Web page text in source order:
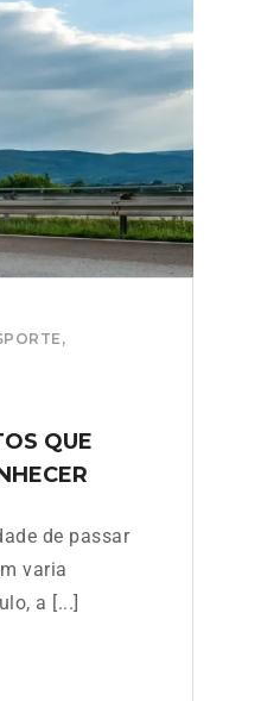
,
QUE
de passar
varia
a [...]